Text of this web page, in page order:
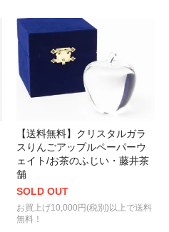
【送料無料】クリスタルガラ
スりんごアップルペーパーウ
ェイト/お茶のふじい・藤井茶
舗
SOLD OUT
お買上げ10,000円(税別)以上で送料
無料！